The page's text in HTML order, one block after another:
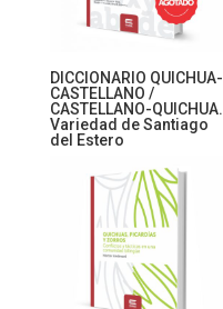
DICCIONARIO QUICHUA-
CASTELLANO /
CASTELLANO-QUICHUA.
Variedad de Santiago
del Estero